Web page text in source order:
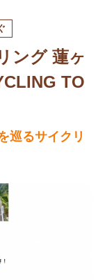
ング 蓮ヶ
TO
巡るサイクリ